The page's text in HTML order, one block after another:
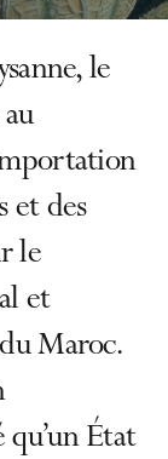
le
et des
le
et
Maroc.
État